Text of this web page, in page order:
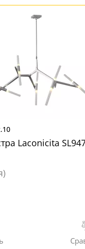
Laconicita